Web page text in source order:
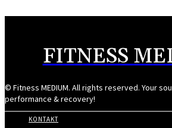
FITNESS
© Fitness MEDIUM. All rights reserved. Your
performance & recovery!
KONTAKT